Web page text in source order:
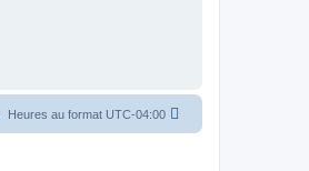
Heures au format UTC-04:00